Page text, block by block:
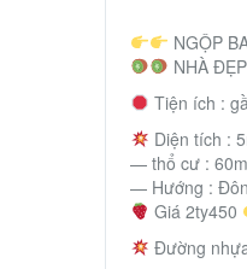
NGỘP
NHÀ
Tiện ích :
Diện tích :
— thổ cư :
— Hướng :
Giá 2ty450
Đường